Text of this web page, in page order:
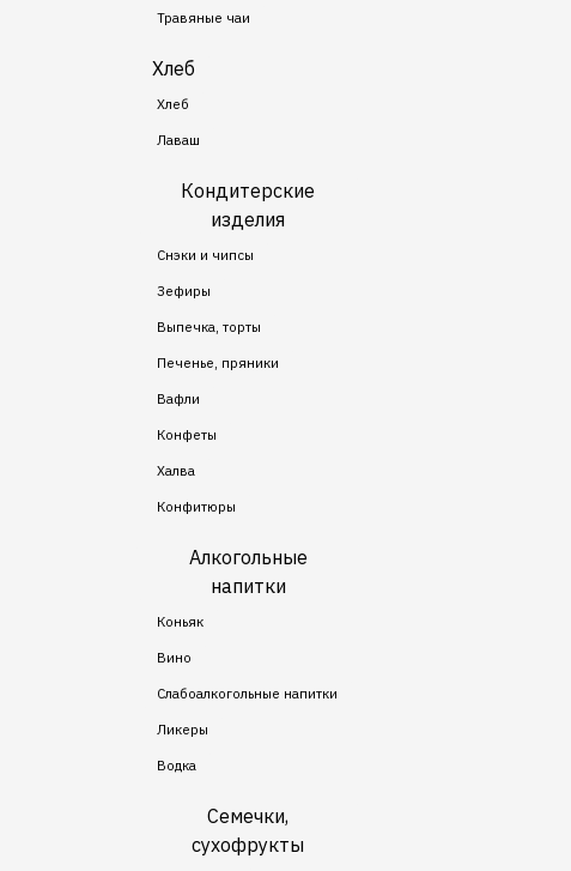
Травяные чаи
Хлеб
Хлеб
Лаваш
Кондитерские
изделия
Снэки и чипсы
Зефиры
Выпечка, торты
Печенье, пряники
Вафли
Конфеты
Халва
Конфитюры
Алкогольные
напитки
Коньяк
Вино
Слабоалкогольные напитки
Ликеры
Водка
Семечки,
сухофрукты